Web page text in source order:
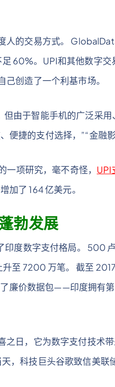
人的交易方式。
60%。UPI和其他数字
创造了一个利基市场。
但由于智能手机的广泛采
便捷的支付选择，”“金融
项研究，毫不奇怪， UPI
加了 164 亿美元。
勃发展
印度数字支付格局。 500
至 7200 万笔。 截至
廉价数据包——印度拥有
日，它为数字支付技术
，科技巨头谷歌致信美联